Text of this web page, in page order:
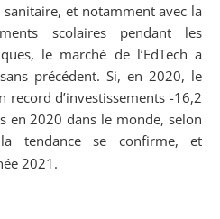
et notamment avec la
scolaires pendant les
le marché de l’EdTech a
précédent. Si, en 2020, le
record d’investissements -16,2
en 2020 dans le monde, selon
tendance se confirme, et
2021.